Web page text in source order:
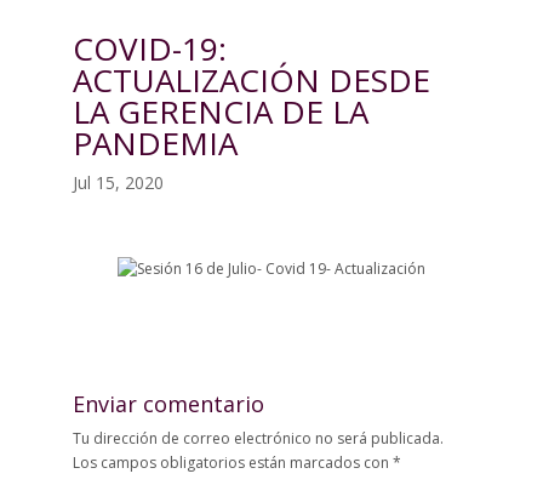
COVID-19:
ACTUALIZACIÓN DESDE
LA GERENCIA DE LA
PANDEMIA
Jul 15, 2020
Enviar comentario
Tu dirección de correo electrónico no será publicada.
Los campos obligatorios están marcados con *